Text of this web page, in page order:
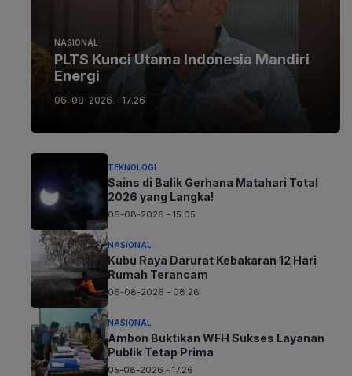
NASIONAL
PLTS Kunci Utama Indonesia Mandiri
Energi
06-08-2026 - 17.26
TEKNOLOGI
Sains di Balik Gerhana Matahari Total
2026 yang Langka!
06-08-2026 - 15.05
NASIONAL
Kubu Raya Darurat Kebakaran 12 Hari
Rumah Terancam
06-08-2026 - 08.26
NASIONAL
Ambon Buktikan WFH Sukses Layanan
Publik Tetap Prima
05-08-2026 - 17.26